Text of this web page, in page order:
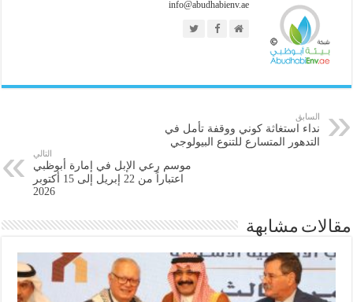
info@abudhabienv.ae
السابق
نداء استغاثة كوني ووقفة تأمل في
التدهور المتسارع للتنوع البيولوجي
التالي
موسم رعي الإبل في إمارة أبوظبي
اعتباراً من 22 إبريل إلى 15 أكتوبر
2026
مقالات مشابهة